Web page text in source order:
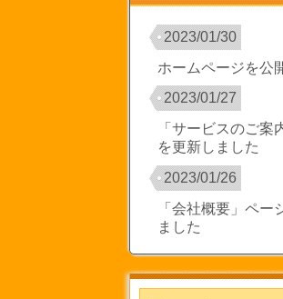
2023/01/30
ホームページを公
2023/01/27
「サービスのご案
を更新しました
2023/01/26
「会社概要」ペー
ました